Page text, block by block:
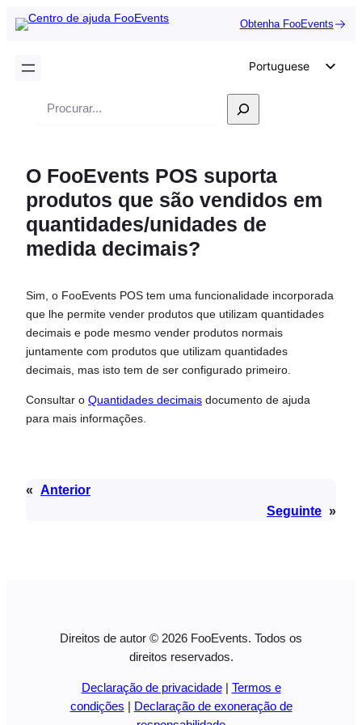
Obtenha FooEvents
Portuguese
English
German
Spanish
Italian
French
Pesquisar
O FooEvents POS suporta
produtos que são vendidos em
quantidades/unidades de
medida decimais?
Sim, o FooEvents POS tem uma funcionalidade incorporada
que lhe permite vender produtos que utilizam quantidades
decimais e pode mesmo vender produtos normais
juntamente com produtos que utilizam quantidades
decimais, mas isto tem de ser configurado primeiro.
Consultar o Quantidades decimais documento de ajuda
para mais informações.
« Anterior
Seguinte »
Direitos de autor © 2026 FooEvents. Todos os
direitos reservados.
Declaração de privacidade| Termos e
condições
Declaração de exoneração de